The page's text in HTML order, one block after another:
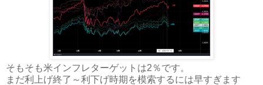
そもそも米インフレターゲットは2％です。
まだ利上げ終了～利下げ時期を模索するには早すぎます